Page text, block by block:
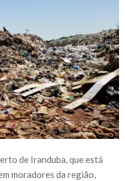
de Iranduba, que está
moradores da região,